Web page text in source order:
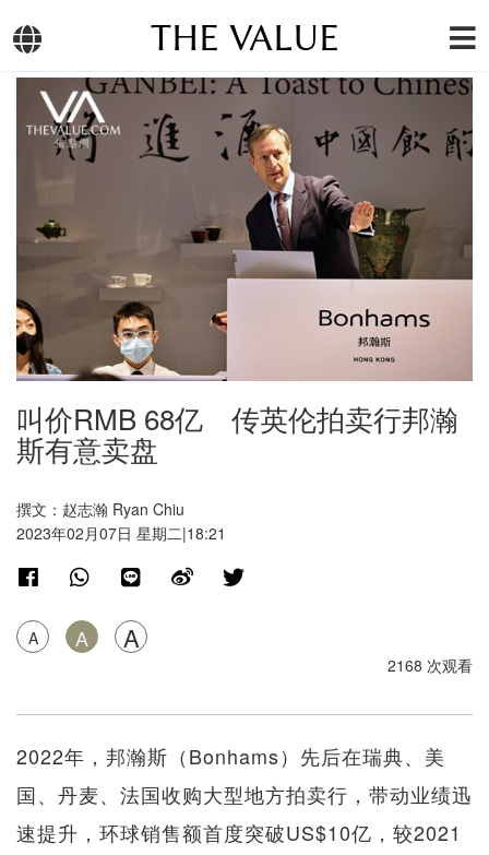
THE VALUE
叫价RMB 68亿 传英伦拍卖行邦瀚
斯有意卖盘
撰文：赵志瀚 Ryan Chiu
2023年02月07日 星期二|18:21
A A A
2168 次观看
2022年，邦瀚斯（Bonhams）先后在瑞典、美
国、丹麦、法国收购大型地方拍卖行，带动业绩迅
速提升，环球销售额首度突破US$10亿，较2021